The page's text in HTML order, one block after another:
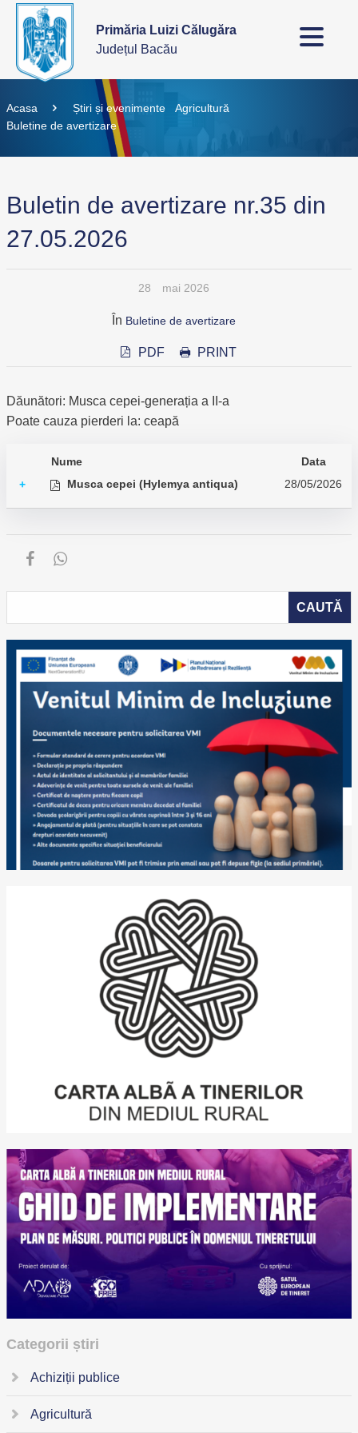
Primăria Luizi Călugăra
Județul Bacău
Acasa Știri și evenimente
Agricultură
Buletine de avertizare
Buletin de avertizare nr.35 din
27.05.2026
28 mai 2026
În Buletine de avertizare
PDF PRINT
Dăunători: Musca cepei-generația a II-a
Poate cauza pierderi la: ceapă
Nume
Data
+
Musca cepei (Hylemya antiqua) 28/05/2026
Categorii știri
Achiziții publice
Agricultură